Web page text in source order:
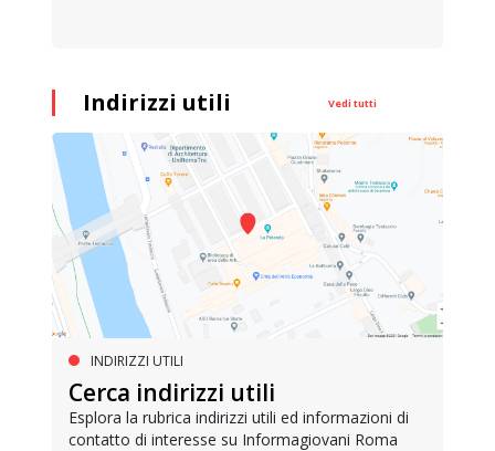
Indirizzi utili Vedi tutti
INDIRIZZI UTILI
Cerca indirizzi utili
Esplora la rubrica indirizzi utili ed informazioni di
contatto di interesse su Informagiovani Roma